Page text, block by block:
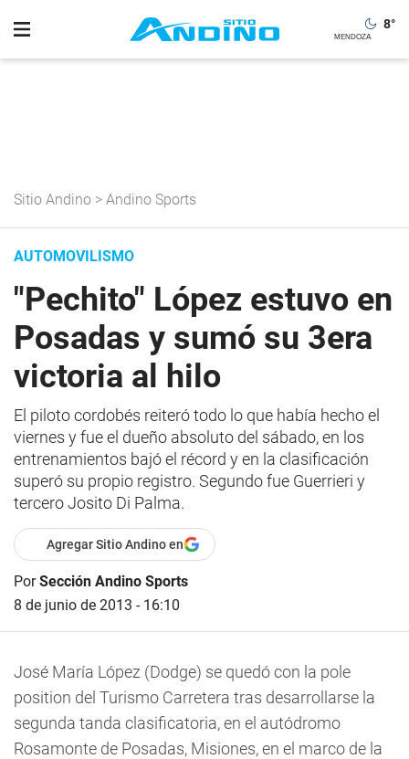
8°
Sitio Andino > Andino Sports
AUTOMOVILISMO
"Pechito" López estuvo en
Posadas y sumó su 3era
victoria al hilo
El piloto cordobés reiteró todo lo que había hecho el
viernes y fue el dueño absoluto del sábado, en los
entrenamientos bajó el récord y en la clasificación
superó su propio registro. Segundo fue Guerrieri y
tercero Josito Di Palma.
Agregar Sitio Andino en
PorSección Andino Sports
8 de junio de 2013 - 16:10
José María López (Dodge) se quedó con la pole
position del Turismo Carretera tras desarrollarse la
segunda tanda clasificatoria, en el autódromo
Rosamonte de Posadas, Misiones, en el marco de la